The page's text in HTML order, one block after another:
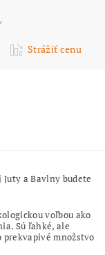
Strážiť cenu
a Bavlny budete
voľbou ako
Sú ľahké, ale
množstvo